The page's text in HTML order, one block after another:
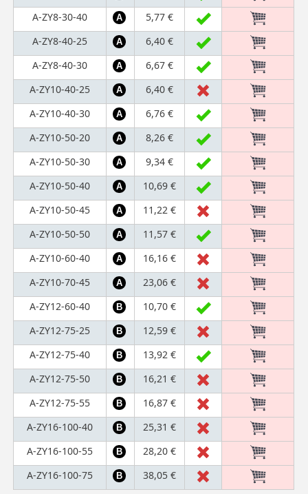
A-ZY8-30-40
A
5,77 €
A-ZY8-40-25
A
6,40 €
A-ZY8-40-30
A
6,67 €
A-ZY10-40-25
A
6,40 €
A-ZY10-40-30
A
6,76 €
A-ZY10-50-20
A
8,26 €
A-ZY10-50-30
A
9,34 €
A-ZY10-50-40
A
10,69 €
A-ZY10-50-45
A
11,22 €
A-ZY10-50-50
A
11,57 €
A-ZY10-60-40
A
16,16 €
A-ZY10-70-45
A
23,06 €
A-ZY12-60-40
B
10,70 €
A-ZY12-75-25
B
12,59 €
A-ZY12-75-40
B
13,92 €
A-ZY12-75-50
B
16,21 €
A-ZY12-75-55
B
16,87 €
A-ZY16-100-40
B
25,31 €
A-ZY16-100-55
B
28,20 €
A-ZY16-100-75
B 38,05 €